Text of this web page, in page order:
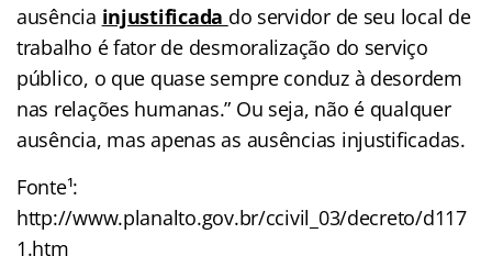
ausência injustificada do servidor de seu local de
trabalho é fator de desmoralização do serviço
público, o que quase sempre conduz à desordem
nas relações humanas.” Ou seja, não é qualquer
ausência, mas apenas as ausências injustificadas.
Fonte¹:
http://www.planalto.gov.br/ccivil_03/decreto/d117
1.htm